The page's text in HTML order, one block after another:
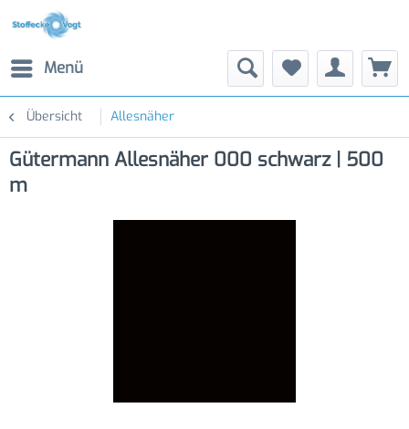
Menü
Übersicht Allesnäher
Gütermann Allesnäher 000 schwarz | 500
m